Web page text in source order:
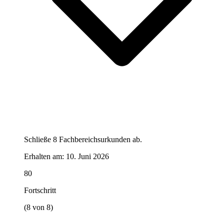
Schließe 8 Fachbereichsurkunden ab.
Erhalten am: 10. Juni 2026
80
Fortschritt
(8 von 8)